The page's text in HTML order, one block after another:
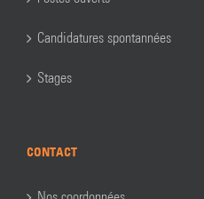
Candidatures spontannées
Stages
CONTACT